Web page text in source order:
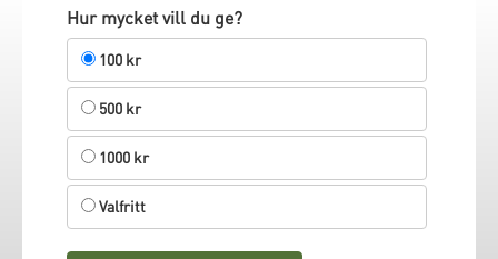
Hur mycket vill du ge?
100 kr
500 kr
1000 kr
Valfritt